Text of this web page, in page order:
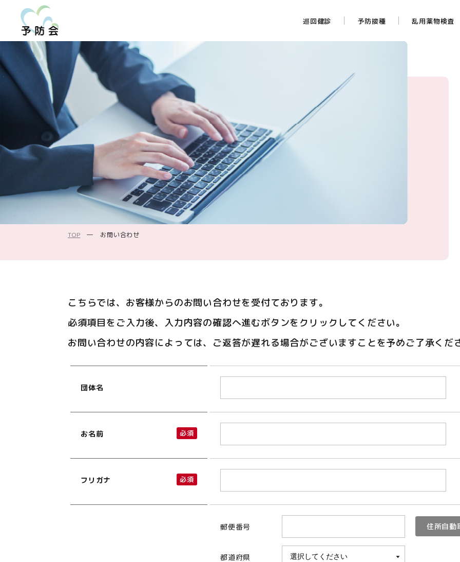
巡回健診 予防接種 乱用薬物検査
TOP ― お問い合わせ
こちらでは、お客様からのお問い合わせを受付ております。
必須項目をご入力後、入力内容の確認へ進むボタンをクリックしてください。
お問い合わせの内容によっては、ご返答が遅れる場合がございますことを予めご了承くだ
団体名
お名前 必須
フリガナ 必須
郵便番号 住所自動
都道府県